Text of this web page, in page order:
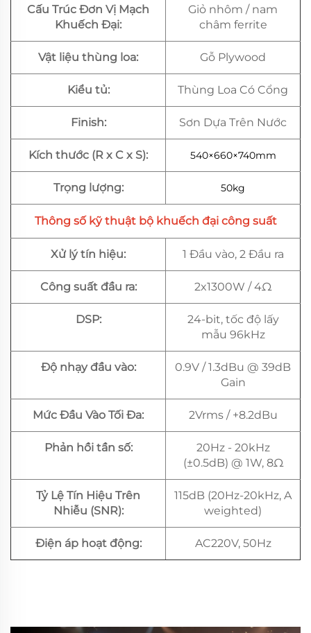
Cấu Trúc Đơn Vị Mạch
Khuếch Đại:
Giỏ nhôm / nam
châm ferrite
Vật liệu thùng loa: Gỗ Plywood
Kiểu tủ: Thùng Loa Có Cổng
Finish: Sơn Dựa Trên Nước
Kích thước (R x C x S): 540×660×740mm
Trọng lượng: 50kg
Thông số kỹ thuật bộ khuếch đại công suất
Xử lý tín hiệu: 1 Đầu vào, 2 Đầu ra
Công suất đầu ra: 2x1300W / 4Ω
DSP:
24-bit, tốc độ lấy
mẫu 96kHz
Độ nhạy đầu vào:
0.9V / 1.3dBu @ 39dB
Gain
Mức Đầu Vào Tối Đa: 2Vrms / +8.2dBu
Phản hồi tần số:
20Hz - 20kHz
(±0.5dB) @ 1W, 8Ω
Tỷ Lệ Tín Hiệu Trên
Nhiễu (SNR):
115dB (20Hz-20kHz, A
weighted)
Điện áp hoạt động: AC220V, 50Hz